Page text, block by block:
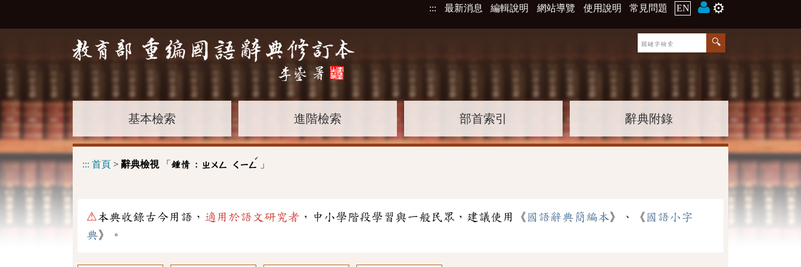
::: 最新消息 編輯說明 網站導覽 使用說明 常見問題 EN ⚙️
基本檢索 進階檢索 部首索引 辭典附錄
::: 首頁 > 辭典檢視「 鍾情 : ㄓㄨㄥ ㄑㄧㄥ
ˊ
」
⚠本典收錄古今用語， 適用於語文研究者 ，中小學階段學習與一般民眾，建議使用《 國語辭典簡編本》、《 國語小字
典》。